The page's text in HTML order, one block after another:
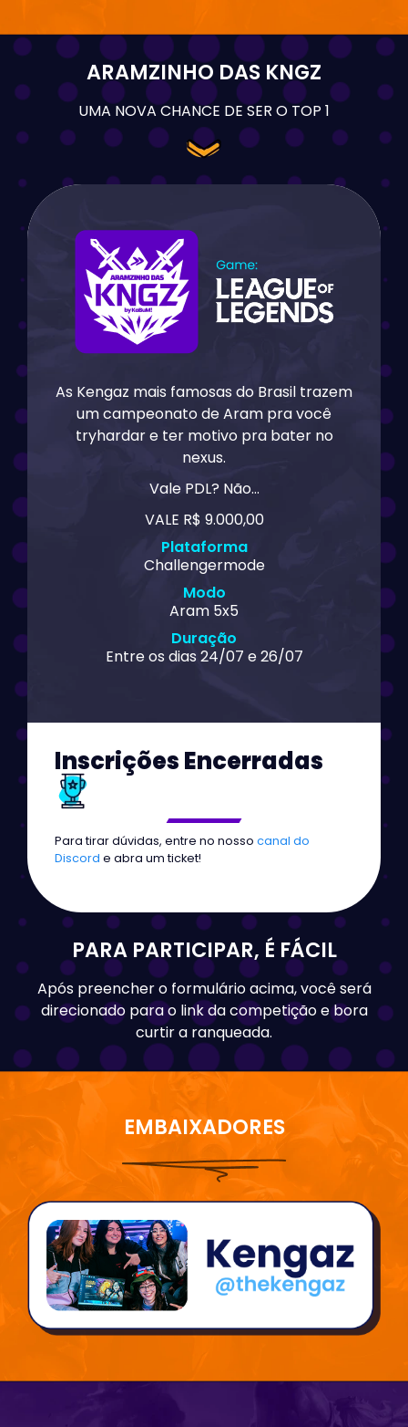
ARAMZINHO DAS KNGZ
UMA NOVA CHANCE DE SER O TOP 1
As Kengaz mais famosas do Brasil trazem
um campeonato de Aram pra você
tryhardar e ter motivo pra bater no
nexus.
Vale PDL? Não…
VALE R$ 9.000,00
Plataforma
Challengermode
Modo
Aram 5x5
Duração
Entre os dias 24/07 e 26/07
Inscrições Encerradas
Para tirar dúvidas, entre no nosso canal do
Discord e abra um ticket!
PARA PARTICIPAR, É FÁCIL
Após preencher o formulário acima, você será
direcionado para o link da competição e bora
curtir a ranqueada.
EMBAIXADORES